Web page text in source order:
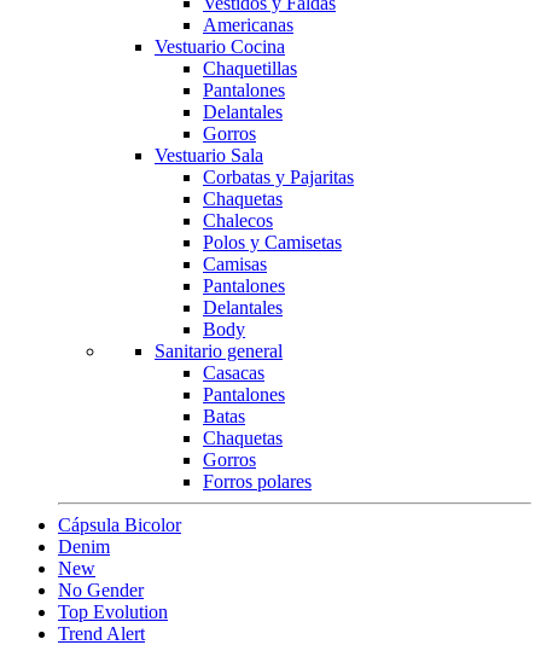
Americanas
Vestuario Cocina
Chaquetillas
Pantalones
Delantales
Gorros
Vestuario Sala
Corbatas y Pajaritas
Chaquetas
Chalecos
Polos y Camisetas
Camisas
Pantalones
Delantales
Body
Sanitario general
Casacas
Pantalones
Batas
Chaquetas
Gorros
Forros polares
Cápsula Bicolor
Denim
New
No Gender
Top Evolution
Trend Alert